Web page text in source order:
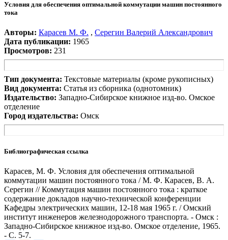
Условия для обеспечения оптимальной коммутации машин постоянного
тока
Авторы: Карасев М. Ф. , Серегин Валерий Александрович
Дата публикации: 1965
Просмотров: 231
Тип документа: Текстовые материалы (кроме рукописных)
Вид документа: Статья из сборника (однотомник)
Издательство: Западно-Сибирское книжное изд-во. Омское
отделение
Город издательства: Омск
Библиографическая ссылка
Карасев, М. Ф. Условия для обеспечения оптимальной
коммутации машин постоянного тока / М. Ф. Карасев, В. А.
Серегин // Коммутация машин постоянного тока : краткое
содержание докладов научно-технической конференции
Кафедры электрических машин, 12-18 мая 1965 г. / Омский
институт инженеров железнодорожного транспорта. - Омск :
Западно-Сибирское книжное изд-во. Омское отделение, 1965.
- С. 5-7.